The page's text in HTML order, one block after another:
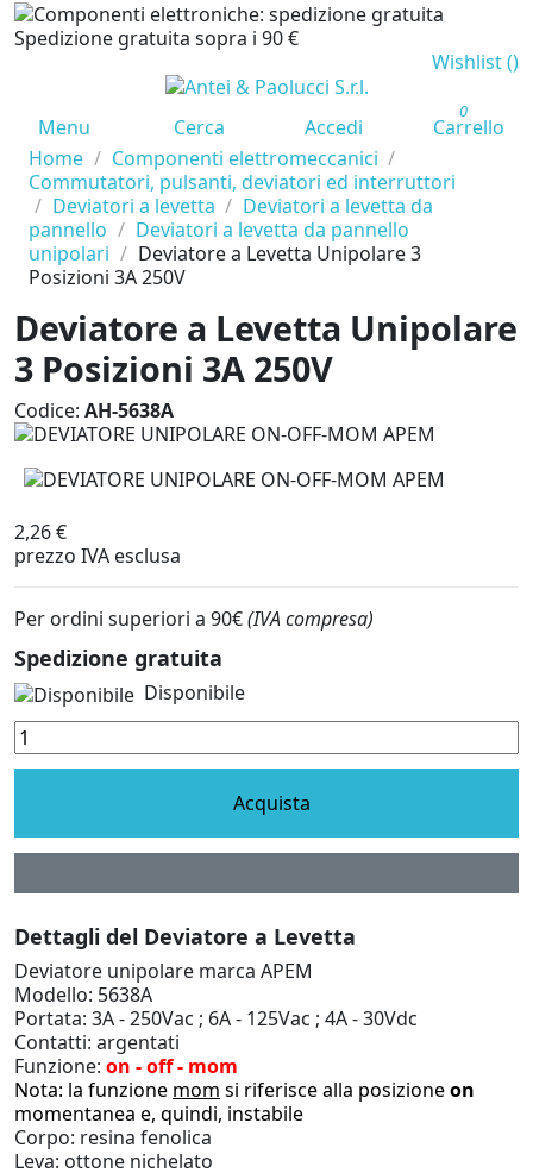
Spedizione gratuita sopra i 90 €
Wishlist ()
Menu Cerca Accedi
0
Carrello
Home
Componenti elettromeccanici
Commutatori, pulsanti, deviatori ed interruttori
Deviatori a levetta
Deviatori a levetta da
pannello
Deviatori a levetta da pannello
unipolari
Deviatore a Levetta Unipolare 3
Posizioni 3A 250V
Deviatore a Levetta Unipolare
3 Posizioni 3A 250V
Codice: AH-5638A
2,26 €
prezzo IVA esclusa
Per ordini superiori a 90€(IVA compresa)
Spedizione gratuita
Disponibile
Acquista
Dettagli del Deviatore a Levetta
Deviatore unipolare marca APEM
Modello: 5638A
Portata: 3A - 250Vac ; 6A - 125Vac ; 4A - 30Vdc
Contatti: argentati
Funzione: on - off - mom
Nota: la funzione mom si riferisce alla posizioneon
momentanea e, quindi, instabile
Corpo: resina fenolica
Leva: ottone nichelato